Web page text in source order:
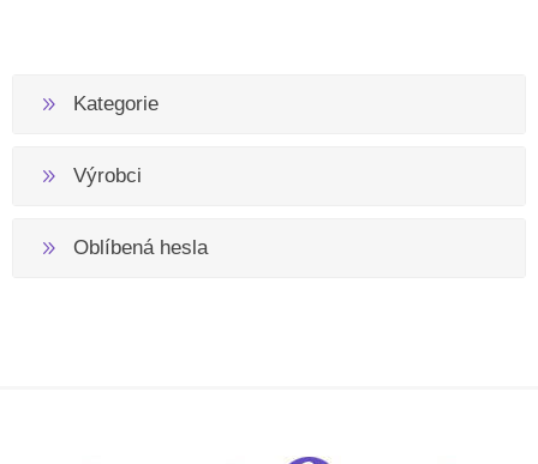
Kategorie
Výrobci
Oblíbená hesla